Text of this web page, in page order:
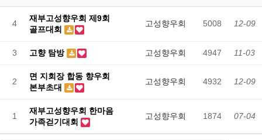
4
재부고성향우회 제9회
골프대회
고성향우회 5008 12-09
3 고향 탐방 고성향우회 4947 11-03
2
면 지회장 합동 향우회
본부초대
고성향우회 4932 12-09
1
재부고성향우회 한마음
가족걷기대회
고성향우회 1874 07-04